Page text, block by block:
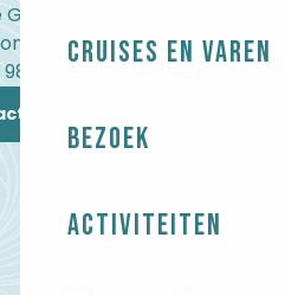
Cruises en varen
Bezoek
Activiteiten
Gambetta
l'Abbé
82 37 99
met ons op